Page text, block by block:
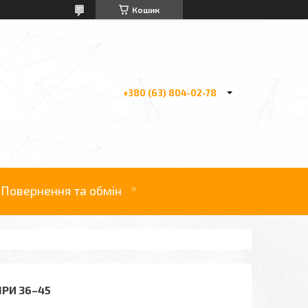
Кошик
+380 (63) 804-02-78
Повернення та обмін
36–45